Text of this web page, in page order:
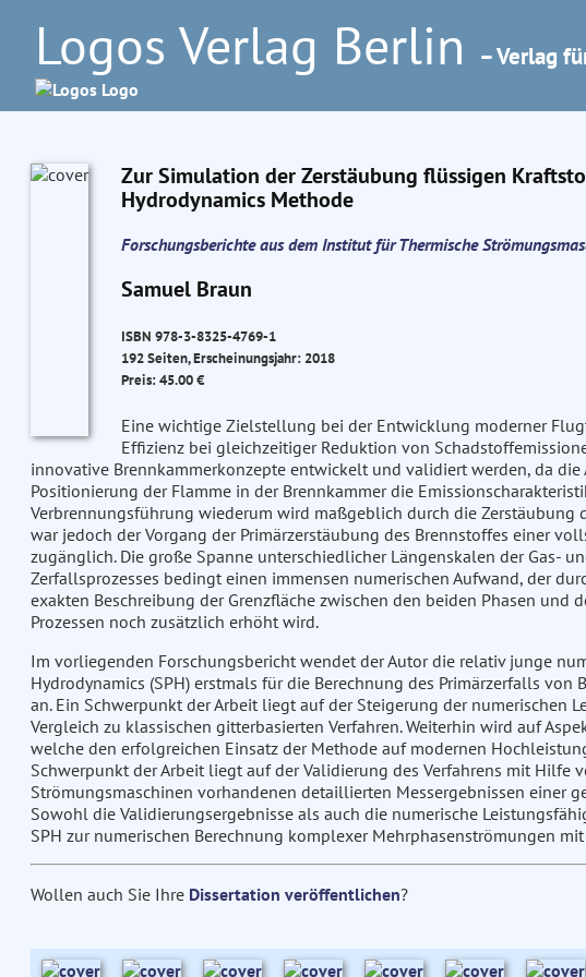
Logos Verlag Berlin – Verlag
Zur Simulation der Zerstäubung flüssigen
Hydrodynamics Methode
Forschungsberichte aus dem Institut für Thermische
Samuel Braun
ISBN 978-3-8325-4769-1
192 Seiten, Erscheinungsjahr: 2018
Preis: 45.00 €
Eine wichtige Zielstellung bei der Entwicklung moderner
Effizienz bei gleichzeitiger Reduktion von
innovative Brennkammerkonzepte entwickelt und validiert werden, da
Positionierung der Flamme in der Brennkammer die
Verbrennungsführung wiederum wird maßgeblich durch die Zerstäubung
war jedoch der Vorgang der Primärzerstäubung des Brennstoffes einer
zugänglich. Die große Spanne unterschiedlicher Längenskalen der Gas-
Zerfallsprozesses bedingt einen immensen numerischen Aufwand, der
exakten Beschreibung der Grenzfläche zwischen den beiden Phasen und
Prozessen noch zusätzlich erhöht wird.
Im vorliegenden Forschungsbericht wendet der Autor die relativ junge
Hydrodynamics (SPH) erstmals für die Berechnung des Primärzerfalls
an. Ein Schwerpunkt der Arbeit liegt auf der Steigerung der numerischen
Vergleich zu klassischen gitterbasierten Verfahren. Weiterhin wird auf
welche den erfolgreichen Einsatz der Methode auf modernen
Schwerpunkt der Arbeit liegt auf der Validierung des Verfahrens mit Hilfe
Strömungsmaschinen vorhandenen detaillierten Messergebnissen einer
Sowohl die Validierungsergebnisse als auch die numerische
SPH zur numerischen Berechnung komplexer Mehrphasenströmungen
Wollen auch Sie Ihre Dissertation veröffentlichen?